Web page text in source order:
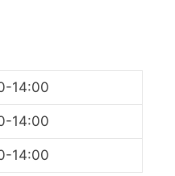
14:00
14:00
14:00